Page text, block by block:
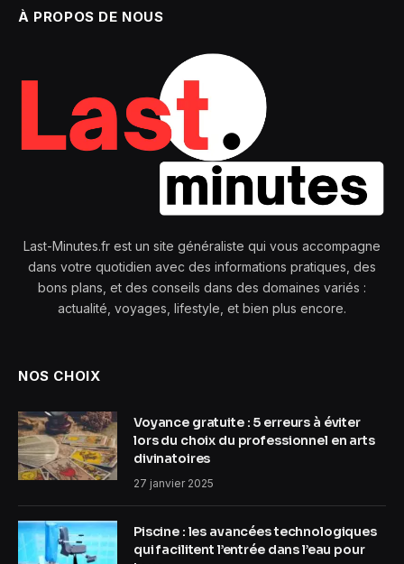
À PROPOS DE NOUS
Last-Minutes.fr est un site généraliste qui vous accompagne
dans votre quotidien avec des informations pratiques, des
bons plans, et des conseils dans des domaines variés :
actualité, voyages, lifestyle, et bien plus encore.
NOS CHOIX
Voyance gratuite : 5 erreurs à éviter
lors du choix du professionnel en arts
divinatoires
27 janvier 2025
Piscine : les avancées technologiques
qui facilitent l’entrée dans l’eau pour